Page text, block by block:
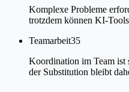
Komplexe Probleme
trotzdem können KI-
Teamarbeit35
Koordination im Team ist
der Substitution bleibt